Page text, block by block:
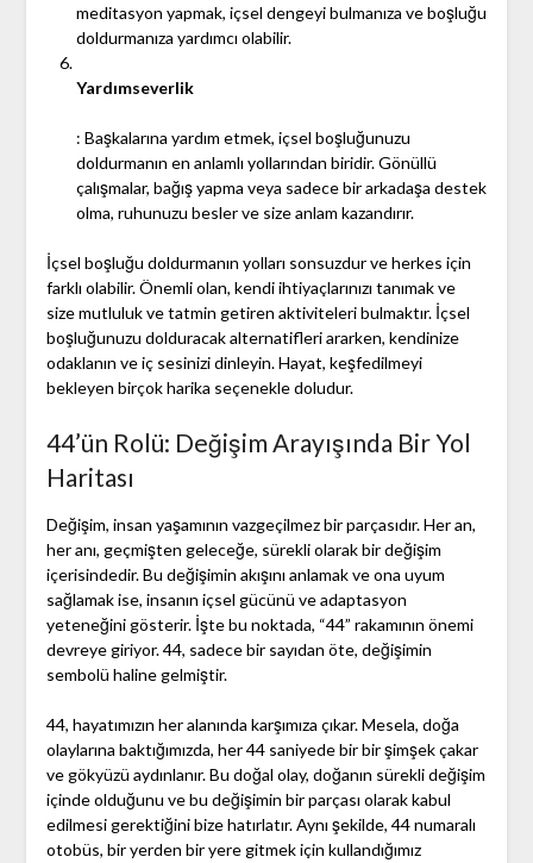
meditasyon yapmak, içsel dengeyi bulmanıza ve boşluğu
doldurmanıza yardımcı olabilir.
Yardımseverlik
: Başkalarına yardım etmek, içsel boşluğunuzu
doldurmanın en anlamlı yollarından biridir. Gönüllü
çalışmalar, bağış yapma veya sadece bir arkadaşa destek
olma, ruhunuzu besler ve size anlam kazandırır.
İçsel boşluğu doldurmanın yolları sonsuzdur ve herkes için
farklı olabilir. Önemli olan, kendi ihtiyaçlarınızı tanımak ve
size mutluluk ve tatmin getiren aktiviteleri bulmaktır. İçsel
boşluğunuzu dolduracak alternatifleri ararken, kendinize
odaklanın ve iç sesinizi dinleyin. Hayat, keşfedilmeyi
bekleyen birçok harika seçenekle doludur.
44’ün Rolü: Değişim Arayışında Bir Yol
Haritası
Değişim, insan yaşamının vazgeçilmez bir parçasıdır. Her an,
her anı, geçmişten geleceğe, sürekli olarak bir değişim
içerisindedir. Bu değişimin akışını anlamak ve ona uyum
sağlamak ise, insanın içsel gücünü ve adaptasyon
yeteneğini gösterir. İşte bu noktada, “44” rakamının önemi
devreye giriyor. 44, sadece bir sayıdan öte, değişimin
sembolü haline gelmiştir.
44, hayatımızın her alanında karşımıza çıkar. Mesela, doğa
olaylarına baktığımızda, her 44 saniyede bir bir şimşek çakar
ve gökyüzü aydınlanır. Bu doğal olay, doğanın sürekli değişim
içinde olduğunu ve bu değişimin bir parçası olarak kabul
edilmesi gerektiğini bize hatırlatır. Aynı şekilde, 44 numaralı
otobüs, bir yerden bir yere gitmek için kullandığımız